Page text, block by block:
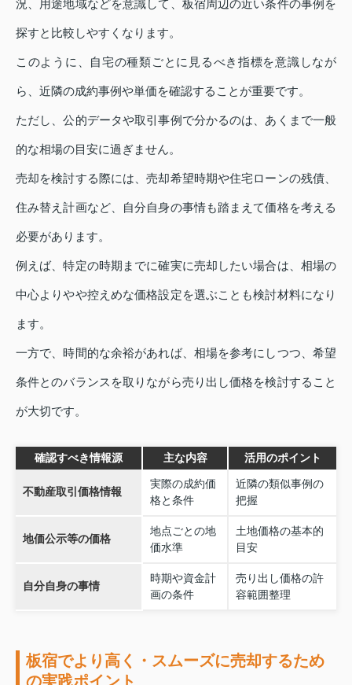
況、用途地域などを意識して、板宿周辺の近い条件の事例を
探すと比較しやすくなります。
このように、自宅の種類ごとに見るべき指標を意識しなが
ら、近隣の成約事例や単価を確認することが重要です。
ただし、公的データや取引事例で分かるのは、あくまで一般
的な相場の目安に過ぎません。
売却を検討する際には、売却希望時期や住宅ローンの残債、
住み替え計画など、自分自身の事情も踏まえて価格を考える
必要があります。
例えば、特定の時期までに確実に売却したい場合は、相場の
中心よりやや控えめな価格設定を選ぶことも検討材料になり
ます。
一方で、時間的な余裕があれば、相場を参考にしつつ、希望
条件とのバランスを取りながら売り出し価格を検討すること
が大切です。
確認すべき情報源 主な内容 活用のポイント
不動産取引価格情報
実際の成約価
格と条件
近隣の類似事例の
把握
地価公示等の価格
地点ごとの地
価水準
土地価格の基本的
目安
自分自身の事情
時期や資金計
画の条件
売り出し価格の許
容範囲整理
板宿でより高く・スムーズに売却するため
の実践ポイント